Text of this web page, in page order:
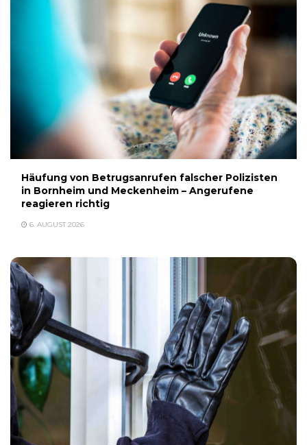
Häufung von Betrugsanrufen falscher Polizisten
in Bornheim und Meckenheim – Angerufene
reagieren richtig
6. AUGUST 2026